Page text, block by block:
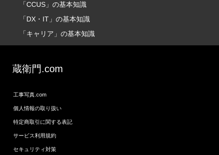
「CCUS」の基本知識
「DX・IT」の基本知識
「キャリア」の基本知識
蔵衛門.com
工事写真.com
個人情報の取り扱い
特定商取引に関する表記
サービス利用規約
セキュリティ対策